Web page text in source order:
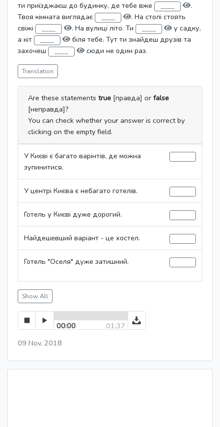
ти приїзджаєш до будинку, де тебе вже
.
Твоя кімната виглядає
. На столі стоять
свіжі
. На вулиці літо. Ти
у садку,
а кіт
біля тебе. Тут ти знайдеш друзів та
захочеш
сюди не один раз.
Translation
Are these statements true [правда] or false
[неправда]?
You can check whether your answer is correct by
clicking on the empty field.
У Києві є багато варінтів, де можна
зупинитися.
У центрі Києва є небагато готелів.
Готель у Києві дуже дорогий.
Найдешевший варіант - це хостел.
Готель "Оселя" дуже затишний.
Show All
00:00
01:37
09 Nov, 2018